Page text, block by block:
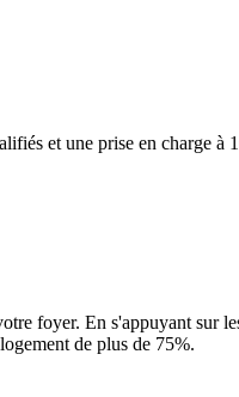
et une prise en charge à
foyer. En s'appuyant sur
de plus de 75%.